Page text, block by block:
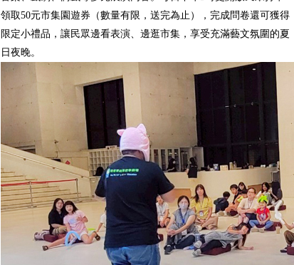
領取50元市集園遊券（數量有限，送完為止），完成問卷還可獲得
限定小禮品，讓民眾邊看表演、邊逛市集，享受充滿藝文氛圍的夏
日夜晚。